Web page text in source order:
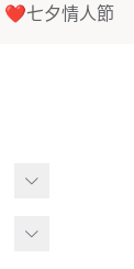
❤️七夕情人節